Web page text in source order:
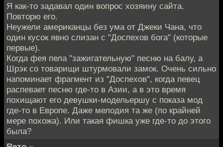
Я как-то задавал один вопрос хозяину сайта.
Повторю его.
Неужели американцы без ума от Джеки Чана, что
один кусок явно слизан с "Доспехов бога" (которые
первые).
Когда фея пела "зажигательную" песню на балу, а
Шрэк со товарищи штурмовали замок. Очень сильно
напоминает фрагмент из "Доспехов", когда певец
распевает песню где-то в Азии, а в это время
похищают его девушки-модельершу с показа мод
где-то в Европе. Даже мелодия та же (по крайней
мере похожа). Или такая фишка уже где-то до этого
была?